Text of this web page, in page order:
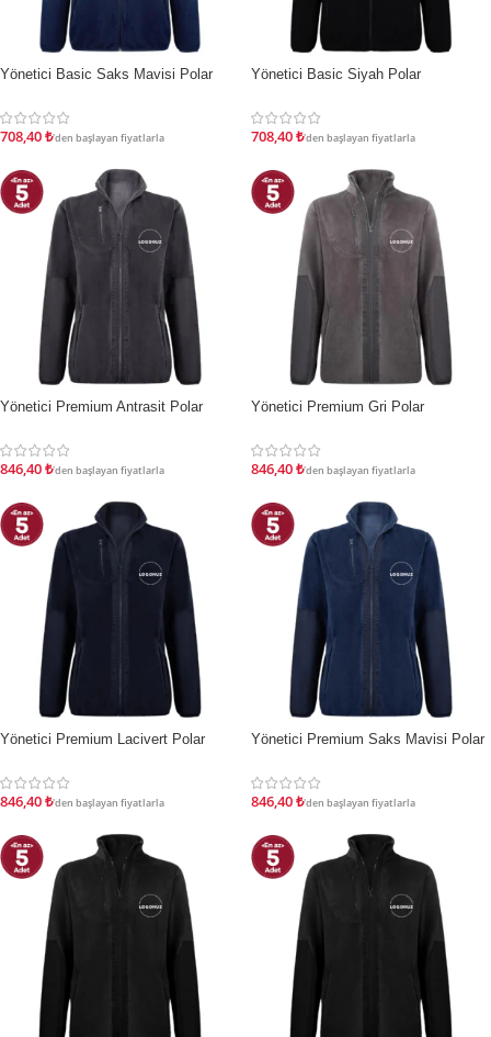
İNDIRIM
Yönetici Basic Saks Mavisi Polar
708,40₺'den başlayan fiyatlarla
İNDIRIM
Yönetici Basic Siyah Polar
708,40₺'den başlayan fiyatlarla
İNDIRIM
Yönetici Premium Antrasit Polar
846,40₺'den başlayan fiyatlarla
İNDIRIM
Yönetici Premium Gri Polar
846,40₺'den başlayan fiyatlarla
İNDIRIM
Yönetici Premium Lacivert Polar
846,40₺'den başlayan fiyatlarla
İNDIRIM
Yönetici Premium Saks Mavisi Polar
846,40₺'den başlayan fiyatlarla